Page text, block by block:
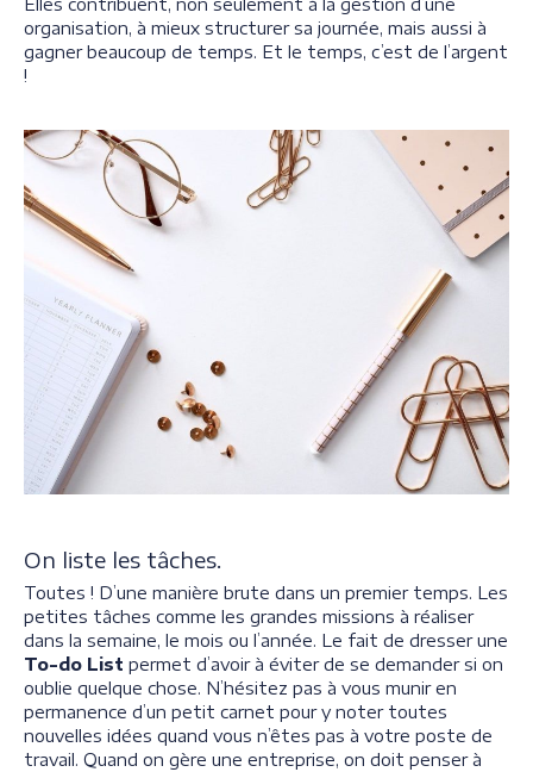
Elles contribuent, non seulement à la gestion d’une
organisation, à mieux structurer sa journée, mais aussi à
gagner beaucoup de temps. Et le temps, c’est de l’argent
!
On liste les tâches.
Toutes ! D’une manière brute dans un premier temps. Les
petites tâches comme les grandes missions à réaliser
dans la semaine, le mois ou l’année. Le fait de dresser une
To-do List permet d’avoir à éviter de se demander si on
oublie quelque chose. N’hésitez pas à vous munir en
permanence d’un petit carnet pour y noter toutes
nouvelles idées quand vous n’êtes pas à votre poste de
travail. Quand on gère une entreprise, on doit penser à